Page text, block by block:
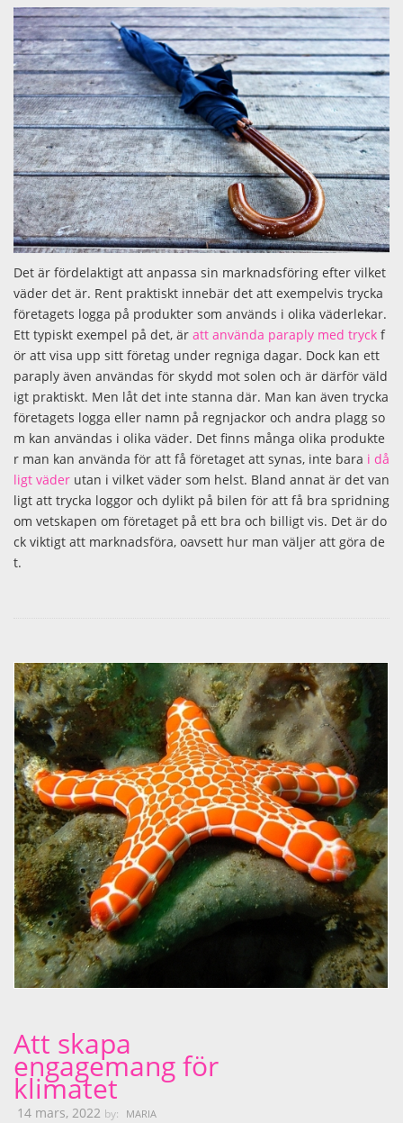
Det är fördelaktigt att anpassa sin marknadsföring efter vilket
väder det är. Rent praktiskt innebär det att exempelvis trycka
företagets logga på produkter som används i olika väderlekar.
Ett typiskt exempel på det, är att använda paraply med tryck f
ör att visa upp sitt företag under regniga dagar. Dock kan ett
paraply även användas för skydd mot solen och är därför väld
igt praktiskt. Men låt det inte stanna där. Man kan även trycka
företagets logga eller namn på regnjackor och andra plagg so
m kan användas i olika väder. Det finns många olika produkte
r man kan använda för att få företaget att synas, inte bara i då
ligt väder utan i vilket väder som helst. Bland annat är det van
ligt att trycka loggor och dylikt på bilen för att få bra spridning
om vetskapen om företaget på ett bra och billigt vis. Det är do
ck viktigt att marknadsföra, oavsett hur man väljer att göra de
t.
Att skapa
engagemang för
klimatet
14 mars, 2022 by: MARIA